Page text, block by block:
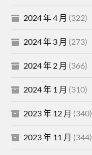
2024 年 4 月 (322)
2024 年 3 月 (273)
2024 年 2 月 (366)
2024 年 1 月 (310)
2023 年 12 月 (340)
2023 年 11 月 (344)